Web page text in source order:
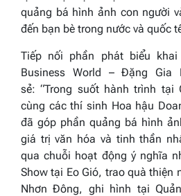
quảng bá hình ảnh con người
đến bạn bè trong nước và quốc
Tiếp nối phần phát biểu
Business World – Đặng Gia
sẻ: “Trong suốt hành trình tại
cùng các thí sinh Hoa hậu
đã góp phần quảng bá hình
giá trị văn hóa và tinh thần
qua chuỗi hoạt động ý nghĩa
Show tại Eo Gió, trao quà thiện
Nhơn Đông, ghi hình tại